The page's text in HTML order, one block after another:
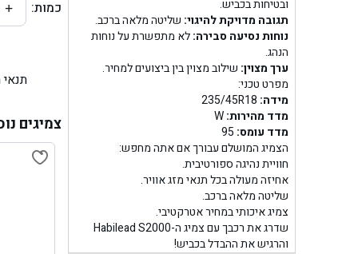
ובטיחות בכביש.
תגובה מדויקת להיגוי: שליטה מלאה ברכב.
נוחות נסיעה סבירה:לא מתפשרת על נוחות
הנהג.
ערך מצוין: שילוב מצוין בין ביצועים למחיר.
מפרט טכני:
מידה:
מדד מהירות:
מדד עומס:
הצמיג המושלם עבורך אם אתה מחפש:
חוויית נהיגה ספורטיבית.
אחיזה מעולה בכל תנאי מזג אוויר.
שליטה מלאה ברכב.
צמיג איכותי במחיר אטרקטיבי.
שדרג את רכבך עם צמיג ה-Habilead S2000
והרגיש את ההבדל בכביש!
בן
בן
כמות: +
צמיגים